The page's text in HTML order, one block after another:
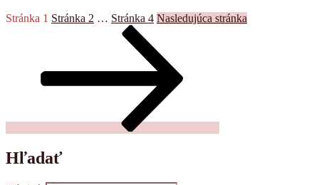
Stránka 1 Stránka 2 … Stránka 4 Nasledujúca stránka
Hľadať